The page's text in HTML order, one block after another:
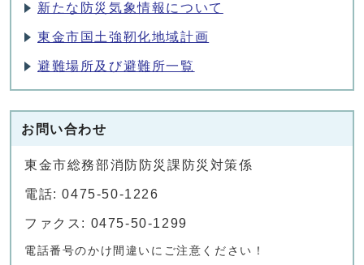
新たな防災気象情報について
東金市国土強靭化地域計画
避難場所及び避難所一覧
お問い合わせ
東金市総務部消防防災課防災対策係
電話: 0475-50-1226
ファクス: 0475-50-1299
電話番号のかけ間違いにご注意ください！